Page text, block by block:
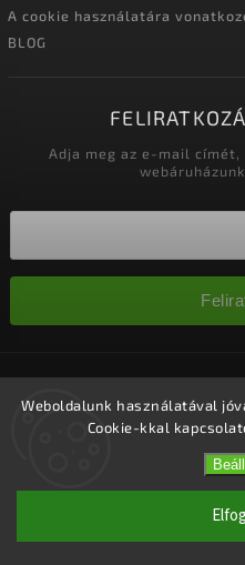
Weboldalunk használatával
Cookie-kkal
A cookie használatára
BLOG
Adja meg az e-mail
Süti
Shoptet|